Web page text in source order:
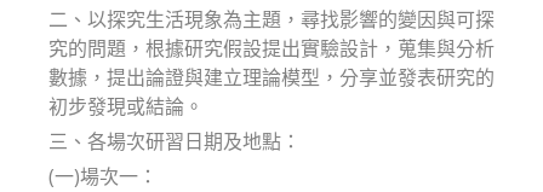
二、以探究生活現象為主題，尋找影響的變因與可探
究的問題，根據研究假設提出實驗設計，蒐集與分析
數據，提出論證與建立理論模型，分享並發表研究的
初步發現或結論。
三、各場次研習日期及地點：
(一)場次一：